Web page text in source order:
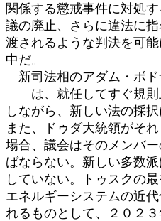
関係する懲戒事件に対処
議の廃止、さらに違法に
渡されるような判決を可
中だ。
新司法相のアダム・ボ
――は、就任してすぐ規則
しながら、新しい法の採
また、ドゥダ大統領がそ
場合、議会はそのメンバ
ばならない。新しい多数
していない。トゥスクの
エネルギーシステムの近
れるものとして、２０２